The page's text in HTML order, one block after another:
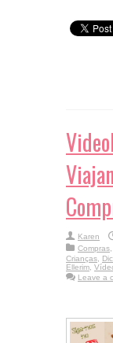
Comprar
Viagens!
Karen
Compras
Crianças
Ellerim
Leave a